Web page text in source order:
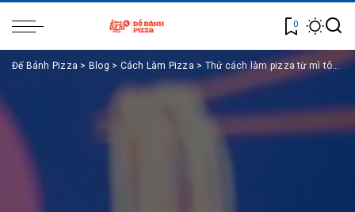
0
Đế Bánh Pizza > Blog > Cách Làm Pizza > Thử cách làm pizza từ mì tôm siêu độc lạ